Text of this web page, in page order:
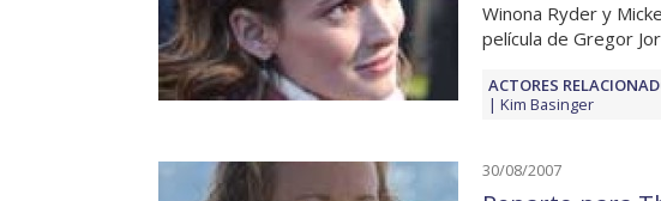
Winona Ryder y
película de Gregor
ACTORES
Kim Basinger
30/08/2007